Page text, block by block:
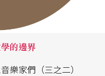
的邊界
樂家們（三之二）